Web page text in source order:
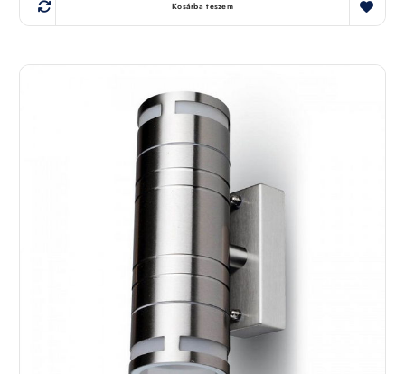
Kosárba teszem